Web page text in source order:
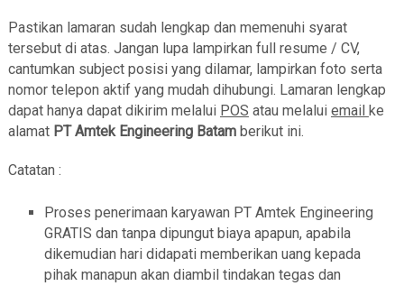
Pastikan lamaran sudah lengkap dan memenuhi syarat
tersebut di atas. Jangan lupa lampirkan full resume / CV,
cantumkan subject posisi yang dilamar, lampirkan foto serta
nomor telepon aktif yang mudah dihubungi. Lamaran lengkap
dapat hanya dapat dikirim melalui POS atau melalui email ke
alamat PT Amtek Engineering Batam berikut ini.
Catatan :
Proses penerimaan karyawan PT Amtek Engineering
GRATIS dan tanpa dipungut biaya apapun, apabila
dikemudian hari didapati memberikan uang kepada
pihak manapun akan diambil tindakan tegas dan